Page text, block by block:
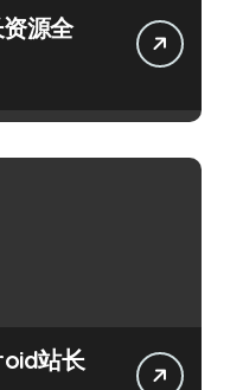
源全
站长